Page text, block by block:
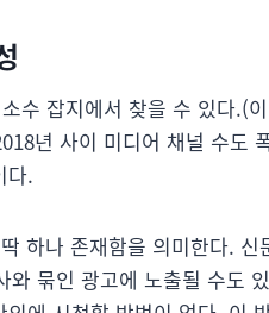
수 잡지에서 찾을 수 있다.(
년 사이 미디어 채널 수도
다.
하나 존재함을 의미한다.
묶인 광고에 노출될 수도